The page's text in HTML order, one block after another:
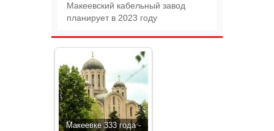
Макеевский кабельный завод
планирует в 2023 году
Макеевке 333 года -